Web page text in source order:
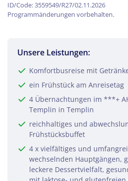
ID/Code: 3559549/R27/02.11.2026
Programmänderungen vorbehalten.
Unsere Leistungen:
Komfortbusreise mit
ein Frühstück am Anreisetag
4 Übernachtungen im ***+
Templin in Templin
reichhaltiges und
Frühstücksbuffet
4 x vielfältiges und
wechselnden Hauptgängen,
leckere Dessertvielfalt,